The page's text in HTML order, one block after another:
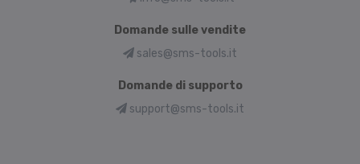
Domande sulle vendite
sales@sms-tools.it
Domande di supporto
support@sms-tools.it